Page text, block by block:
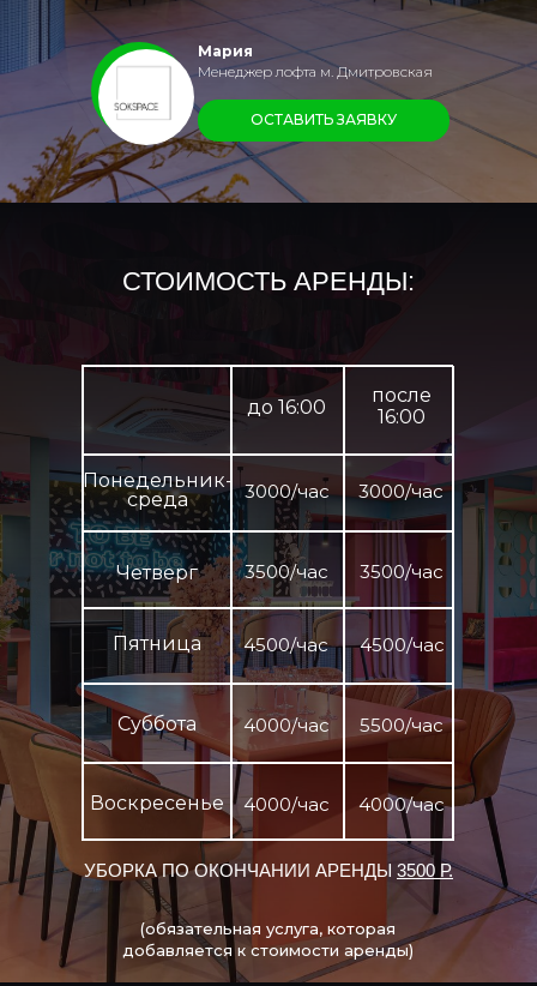
ОСТАВИТЬ ЗАЯВКУ
Мария
Менеджер лофта м. Дмитровская
СТОИМОСТЬ АРЕНДЫ:
УБОРКА ПО ОКОНЧАНИИ АРЕНДЫ 3500 Р.
(обязательная услуга, которая
добавляется к стоимости аренды)
до 16:00
после
16:00
Понедельник-
среда
Пятница
Суббота
Воскресенье
3000/час 3000/час
3500/час
3500/час
Четверг
4500/час
5500/час
4500/час
4000/час
4000/час
4000/час